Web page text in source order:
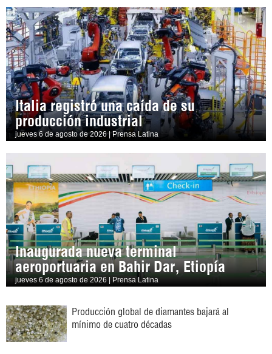
Italia registró una caída de su
producción industrial
jueves 6 de agosto de 2026 | Prensa Latina
Inaugurada nueva terminal
aeroportuaria en Bahir Dar, Etiopía
jueves 6 de agosto de 2026 | Prensa Latina
Producción global de diamantes bajará al
mínimo de cuatro décadas